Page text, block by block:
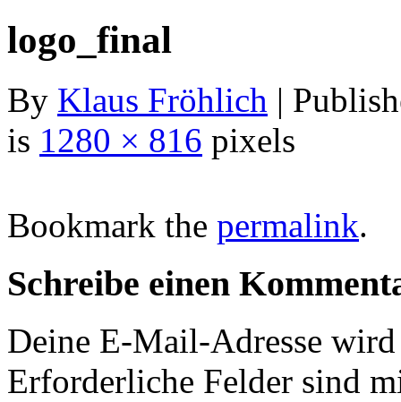
logo_final
By Klaus Fröhlich |
is 1280 × 816 pixels
Bookmark the permalink.
Schreibe einen
Deine E-Mail-Adresse
Erforderliche Felder sind